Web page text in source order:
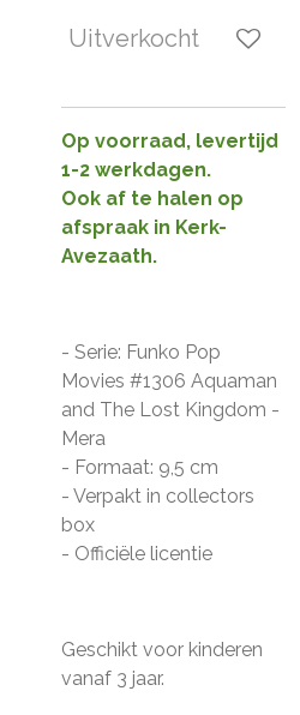
Uitverkocht
Op voorraad, levertijd
1-2 werkdagen.
Ook af te halen op
afspraak in Kerk-
Avezaath.
- Serie: Funko Pop
Movies #1306 Aquaman
and The Lost Kingdom -
Mera
- Formaat: 9,5 cm
- Verpakt in collectors
box
- Officiële licentie
Geschikt voor kinderen
vanaf 3 jaar.